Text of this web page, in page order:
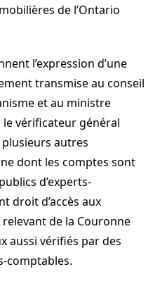
de l’Ontario
l’expression d’une
transmise au conseil
et au ministre
le vérificateur général
autres
dont les comptes sont
d’experts-
droit d’accès aux
de la Couronne
aussi vérifiés par des
comptables.